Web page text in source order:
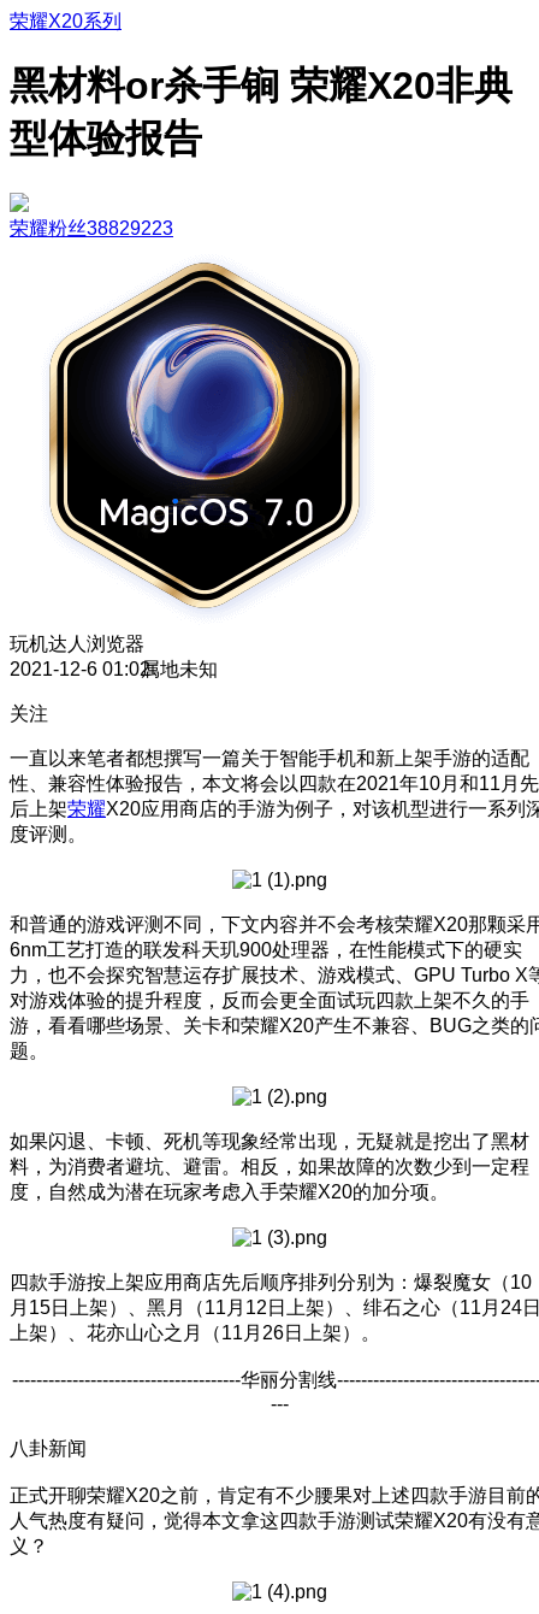
荣耀X20系列
黑材料or杀手锏 荣耀X20非典
型体验报告
荣耀粉丝38829223
玩机达人 浏览器
2021-12-6 01:02属地未知
关注
一直以来笔者都想撰写一篇关于智能手机和新上架手游的适配
性、兼容性体验报告，本文将会以四款在2021年10月和11月先
后上架荣耀X20应用商店的手游为例子，对该机型进行一系列
度评测。
和普通的游戏评测不同，下文内容并不会考核荣耀X20那颗采
6nm工艺打造的联发科天玑900处理器，在性能模式下的硬实
力，也不会探究智慧运存扩展技术、游戏模式、GPU Turbo X
对游戏体验的提升程度，反而会更全面试玩四款上架不久的手
游，看看哪些场景、关卡和荣耀X20产生不兼容、BUG之类的
题。
如果闪退、卡顿、死机等现象经常出现，无疑就是挖出了黑材
料，为消费者避坑、避雷。相反，如果故障的次数少到一定程
度，自然成为潜在玩家考虑入手荣耀X20的加分项。
四款手游按上架应用商店先后顺序排列分别为：爆裂魔女（10
月15日上架）、黑月（11月12日上架）、绯石之心（11月24
上架）、花亦山心之月（11月26日上架）。
--------------------------------------华丽分割线
---
八卦新闻
正式开聊荣耀X20之前，肯定有不少腰果对上述四款手游目前
人气热度有疑问，觉得本文拿这四款手游测试荣耀X20有没有
义？